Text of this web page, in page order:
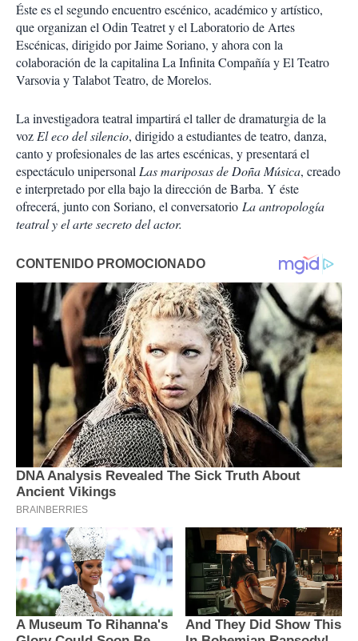
Éste es el segundo encuentro escénico, académico y artístico,
que organizan el Odin Teatret y el Laboratorio de Artes
Escénicas, dirigido por Jaime Soriano, y ahora con la
colaboración de la capitalina La Infinita Compañía y El Teatro
Varsovia y Talabot Teatro, de Morelos.
La investigadora teatral impartirá el taller de dramaturgia de la
vozEl eco del silencio, dirigido a estudiantes de teatro, danza,
canto y profesionales de las artes escénicas, y presentará el
espectáculo unipersonalLas mariposas de Doña Música, creado
e interpretado por ella bajo la dirección de Barba. Y éste
ofrecerá, junto con Soriano, el conversatorio La antropología
teatral y el arte secreto del actor.